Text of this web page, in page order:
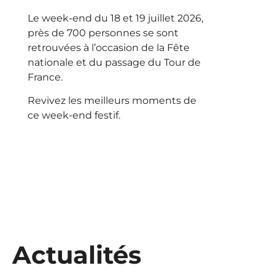
Le week-end du 18 et 19 juillet 2026,
près de 700 personnes se sont
retrouvées à l’occasion de la Fête
nationale et du passage du Tour de
France.
Revivez les meilleurs moments de
ce week-end festif.
Actualités